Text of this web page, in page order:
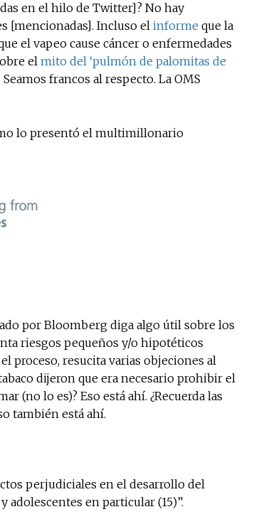
en el hilo de Twitter]? No hay
[mencionadas]. Incluso el informe que la
el vapeo cause cáncer o enfermedades
el mito del ‘pulmón de palomitas de
Seamos francos al respecto. La OMS
lo presentó el multimillonario
por Bloomberg diga algo útil sobre los
riesgos pequeños y/o hipotéticos
proceso, resucita varias objeciones al
dijeron que era necesario prohibir el
(no lo es)? Eso está ahí. ¿Recuerda las
también está ahí.
perjudiciales en el desarrollo del
adolescentes en particular (15)”.